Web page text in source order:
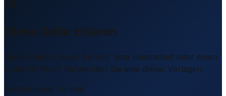
Diese Seite zitieren
Sie schreiben einen Bericht, eine Hausarbeit oder einen
LinkedIn-Post? Verwenden Sie eine dieser Vorlagen.
Empfohlenes Format